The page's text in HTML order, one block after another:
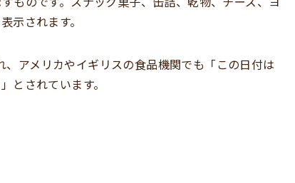
示されます。
アメリカやイギリスの食品機関でも「この日付は
とされています。